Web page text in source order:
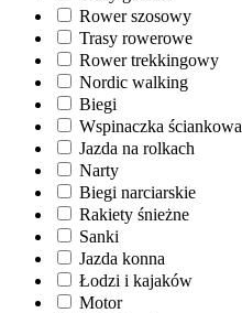
Rower szosowy
Trasy rowerowe
Rower trekkingowy
Nordic walking
Biegi
Wspinaczka ściankowa
Jazda na rolkach
Narty
Biegi narciarskie
Rakiety śnieżne
Sanki
Jazda konna
Łodzi i kajaków
Motor